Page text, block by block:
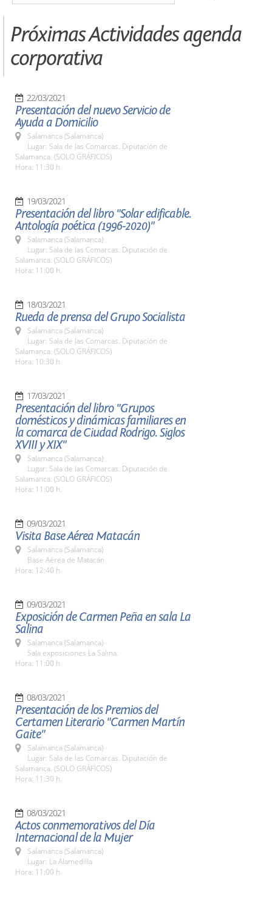
Próximas Actividades agenda
corporativa
22/03/2021
Presentación del nuevo Servicio de
Ayuda a Domicilio
Salamanca (Salamanca)
Lugar: Sala de las Comarcas. Diputación de
Salamanca. (SOLO GRÁFICOS)
Hora: 11:30 h.
19/03/2021
Presentación del libro "Solar edificable.
Antología poética (1996-2020)"
Salamanca (Salamanca)
Lugar: Sala de las Comarcas. Diputación de
Salamanca. (SOLO GRÁFICOS)
Hora: 11:00 h.
18/03/2021
Rueda de prensa del Grupo Socialista
Salamanca (Salamanca)
Lugar: Sala de las Comarcas. Diputación de
Salamanca. (SOLO GRÁFICOS)
Hora: 10:30 h.
17/03/2021
Presentación del libro "Grupos
domésticos y dinámicas familiares en
la comarca de Ciudad Rodrigo. Siglos
XVIII y XIX"
Salamanca (Salamanca)
Lugar: Sala de las Comarcas. Diputación de
Salamanca. (SOLO GRÁFICOS)
Hora: 11:00 h.
09/03/2021
Visita Base Aérea Matacán
Salamanca (Salamanca)
Base Aérea de Matacán
Hora: 12:40 h.
09/03/2021
Exposición de Carmen Peña en sala La
Salina
Salamanca (Salamanca)
Sala exposiciones La Salina.
Hora: 11:00 h.
08/03/2021
Presentación de los Premios del
Certamen Literario "Carmen Martín
Gaite"
Salamanca (Salamanca)
Lugar: Sala de las Comarcas. Diputación de
Salamanca. (SOLO GRÁFICOS)
Hora: 11:30 h.
08/03/2021
Actos conmemorativos del Día
Internacional de la Mujer
Salamanca (Salamanca)
Lugar: La Alamedilla
Hora: 11:00 h.